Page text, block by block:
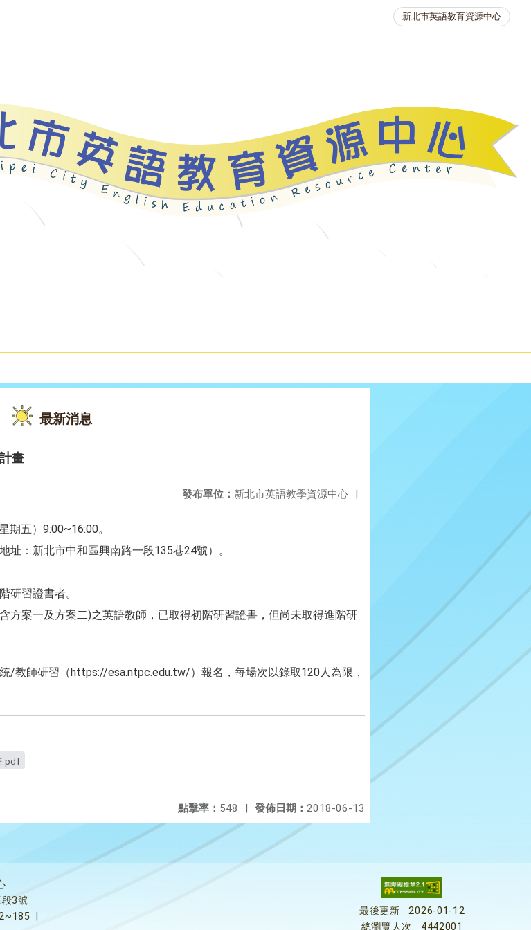
新北市英語教育資源中心
最新消息
畫
發布單位： 新北市英語教學資源中心 |
期五）9:00~16:00。
址：新北市中和區興南路一段135巷24號）。
研習證書者。
方案一及方案二)之英語教師，已取得初階研習證書，但尚未取得進階研
/教師研習（https://esa.ntpc.edu.tw/）報名，每場次以錄取120人為限，
.pdf
發佈日期： 2018-06-13
點擊率： 548 |
3號
最後更新
2026-01-12
總瀏覽人次
4442001